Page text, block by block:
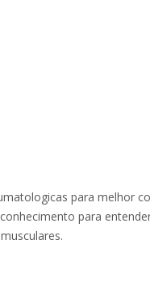
para melhor
para